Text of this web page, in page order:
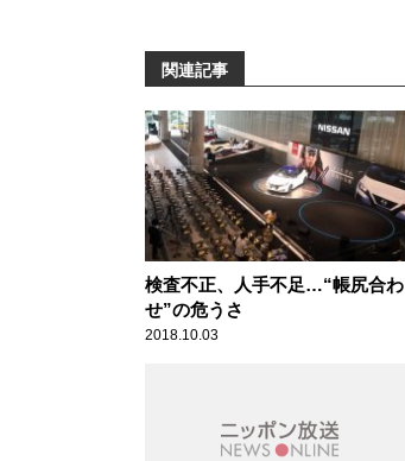
関連記事
検査不正、人手不足…“帳尻合わ
せ”の危うさ
2018.10.03